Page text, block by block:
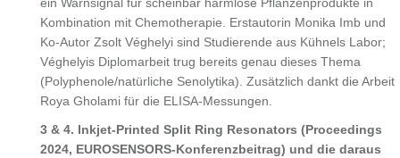
ein Warnsignal für scheinbar harmlose Pflanzenprodukte in
Kombination mit Chemotherapie. Erstautorin Monika Imb und
Ko-Autor Zsolt Véghelyi sind Studierende aus Kühnels Labor;
Véghelyis Diplomarbeit trug bereits genau dieses Thema
(Polyphenole/natürliche Senolytika). Zusätzlich dankt die Arbeit
Roya Gholami für die ELISA-Messungen.
3 & 4. Inkjet-Printed Split Ring Resonators (Proceedings
2024, EUROSENSORS-Konferenzbeitrag) und die daraus